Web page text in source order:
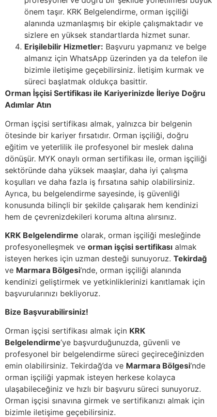
önem taşır. KRK Belgelendirme, orman işçiliği
alanında uzmanlaşmış bir ekiple çalışmaktadır ve
sizlere en yüksek standartlarda hizmet sunar.
Erişilebilir Hizmetler: Başvuru yapmanız ve belge
almanız için WhatsApp üzerinden ya da telefon ile
bizimle iletişime geçebilirsiniz. İletişim kurmak ve
süreci başlatmak oldukça basittir.
Orman İşçisi Sertifikası ile Kariyerinizde İleriye Doğru
Adımlar Atın
Orman işçisi sertifikası almak, yalnızca bir belgenin
ötesinde bir kariyer fırsatıdır. Orman işçiliği, doğru
eğitim ve yeterlilik ile profesyonel bir meslek dalına
dönüşür. MYK onaylı orman sertifikası ile, orman işçiliği
sektöründe daha yüksek maaşlar, daha iyi çalışma
koşulları ve daha fazla iş fırsatına sahip olabilirsiniz.
Ayrıca, bu belgelendirme sayesinde, iş güvenliği
konusunda bilinçli bir şekilde çalışarak hem kendinizi
hem de çevrenizdekileri koruma altına alırsınız.
KRK Belgelendirme olarak, orman işçiliği mesleğinde
profesyonelleşmek ve orman işçisi sertifikası almak
isteyen herkes için uzman desteği sunuyoruz. Tekirdağ
ve Marmara Bölgesi‘nde, orman işçiliği alanında
kendinizi geliştirmek ve yetkinliklerinizi kanıtlamak için
başvurularınızı bekliyoruz.
Bize Başvurabilirsiniz!
Orman işçisi sertifikası almak için KRK
Belgelendirme’ye başvurduğunuzda, güvenli ve
profesyonel bir belgelendirme süreci geçireceğinizden
emin olabilirsiniz. Tekirdağ’da ve Marmara Bölgesi‘nde
orman işçiliği yapmak isteyen herkese kolayca
ulaşabileceğiniz ve hızlı bir başvuru süreci sunuyoruz.
Orman işçisi sınavına girmek ve sertifikanızı almak için
bizimle iletişime geçebilirsiniz.